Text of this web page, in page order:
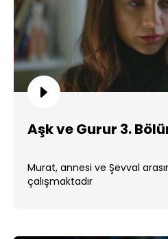
Aşk ve Gurur 3.
Murat, annesi ve Şevval
çalışmaktadır